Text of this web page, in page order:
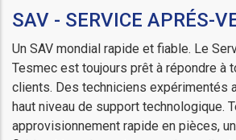
SAV - SERVICE APRÉS-
Un SAV mondial rapide et fiable. Le
Tesmec est toujours prêt à répondre à
clients. Des techniciens expérimentés
haut niveau de support technologique.
approvisionnement rapide en pièces,